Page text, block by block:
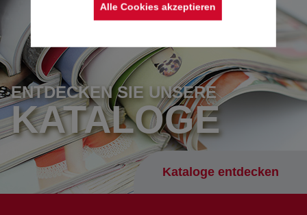
ENTDECKEN SIE UNSERE
KATALOGE
Kataloge entdecken
Alle Cookies akzeptieren